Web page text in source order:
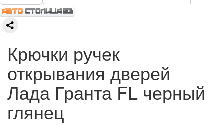
Крючки ручек
открывания дверей
Лада Гранта FL черный
глянец